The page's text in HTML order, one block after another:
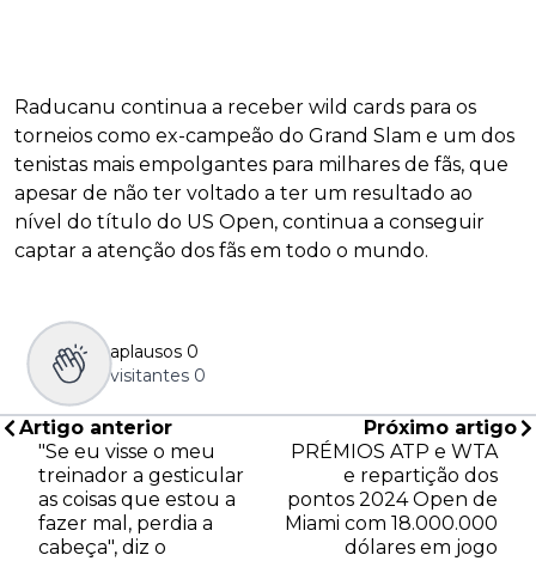
Raducanu continua a receber wild cards para os
torneios como ex-campeão do Grand Slam e um dos
tenistas mais empolgantes para milhares de fãs, que
apesar de não ter voltado a ter um resultado ao
nível do título do US Open, continua a conseguir
captar a atenção dos fãs em todo o mundo.
aplausos 0
visitantes 0
Artigo anterior
"Se eu visse o meu
treinador a gesticular
as coisas que estou a
fazer mal, perdia a
cabeça", diz o
Próximo artigo
PRÉMIOS ATP e WTA
e repartição dos
pontos 2024 Open de
Miami com 18.000.000
dólares em jogo